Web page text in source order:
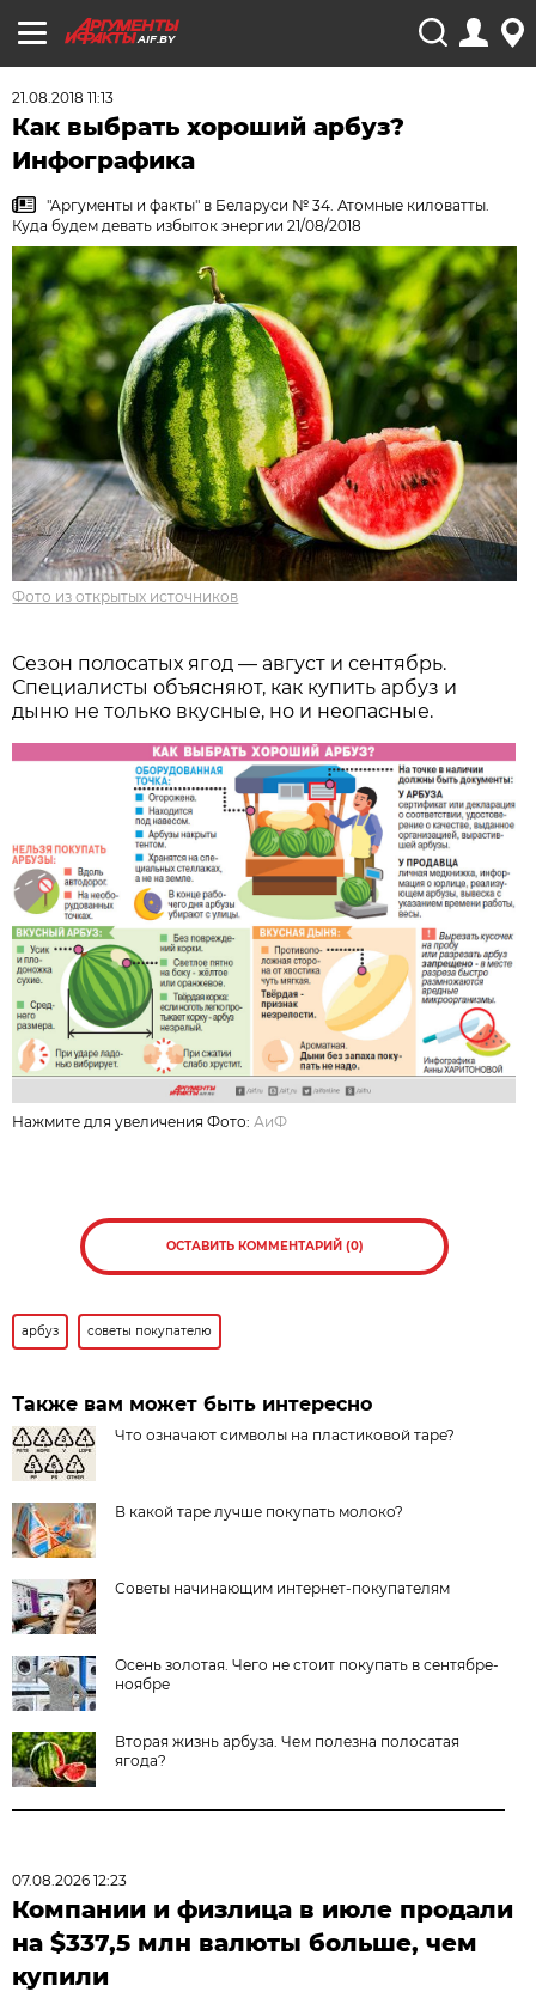
AIF.BY
21.08.2018 11:13
Как выбрать хороший арбуз?
Инфографика
"Аргументы и факты" в Беларуси № 34. Атомные киловатты.
Куда будем девать избыток энергии 21/08/2018
Фото из открытых источников
Сезон полосатых ягод — август и сентябрь.
Специалисты объясняют, как купить арбуз и
дыню не только вкусные, но и неопасные.
Нажмите для увеличения Фото: АиФ
ОСТАВИТЬ КОММЕНТАРИЙ (0)
арбуз советы покупателю
Также вам может быть интересно
Что означают символы на пластиковой таре?
В какой таре лучше покупать молоко?
Советы начинающим интернет-покупателям
Осень золотая. Чего не стоит покупать в сентябре-
ноябре
Вторая жизнь арбуза. Чем полезна полосатая
ягода?
07.08.2026 12:23
Компании и физлица в июле продали
на $337,5 млн валюты больше, чем
купили